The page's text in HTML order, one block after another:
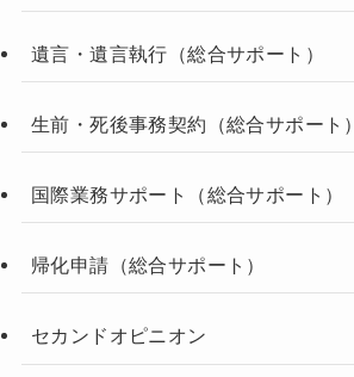
遺言・遺言執行（総合サポート）
生前・死後事務契約（総合サポート）
国際業務サポート（総合サポート）
帰化申請（総合サポート）
セカンドオピニオン